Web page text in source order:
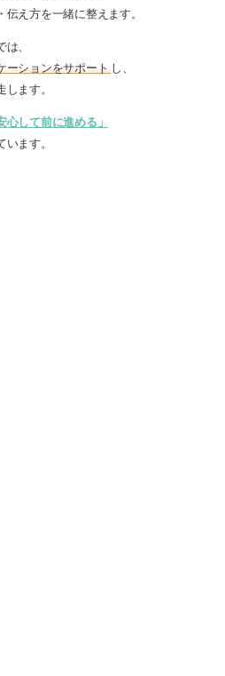
え方を一緒に整えます。
、
ーションをサポートし、
ます。
心して前に進める」
ます。